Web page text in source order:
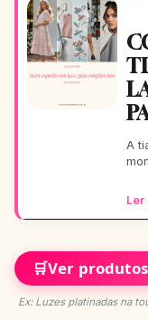
A
🛒Ver
Ex: Luzes platinadas na